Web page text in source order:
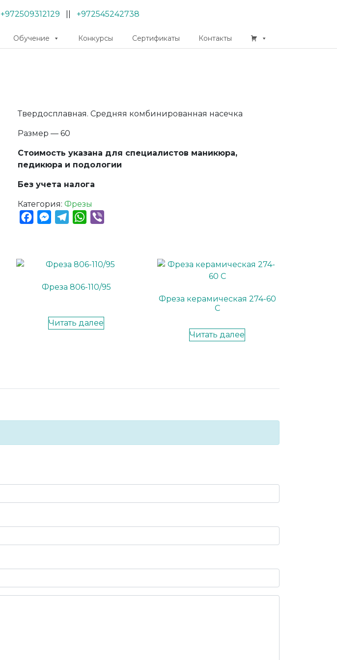
+972509312129 +972545242738
Обучение Конкурсы Сертификаты Контакты
Твердосплавная. Средняя комбинированная насечка
Размер — 60
Стоимость указана для специалистов маникюра,
педикюра и подологии
Без учета налога
Категория:Фрезы
FacebookMessenger
TelegramWhatsApp
Фреза 806-110/95
Читать далее
Фреза керамическая 274-60
С
Читать далее